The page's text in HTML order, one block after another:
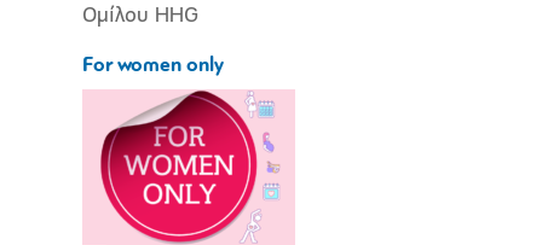
Ομίλου HHG
For women only